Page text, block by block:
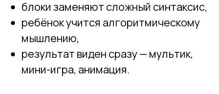
Плюсы:
вовлекает моментально,
учит логике,
даёт понимание, как работает сцена,